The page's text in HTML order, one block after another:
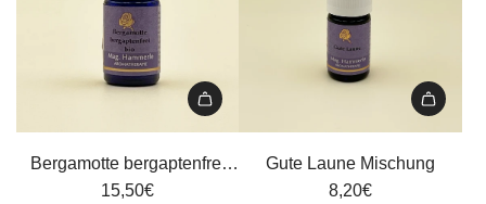
Bergamotte
bergaptenfrei
Bergamotte bergaptenfrei
bio
15,50€
Gute
Laune
Gute Laune Mischung
8,20€